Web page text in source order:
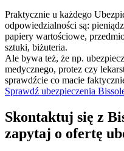
Praktycznie u każdego
odpowiedzialności są:
papiery wartościowe,
sztuki, biżuteria.
Ale bywa też, że np.
medycznego, protez czy
sprawdźcie co macie
Sprawdź ubezpieczenia
Skontaktuj się z
zapytaj o ofertę